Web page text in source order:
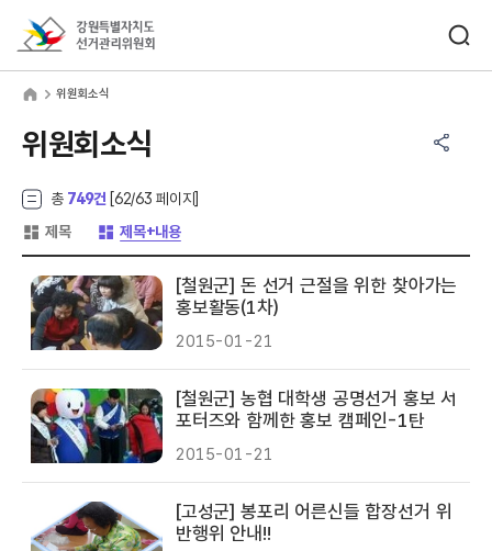
위원회소식
위원회소식
총 749건 [62/63 페이지]
제목 제목+내용
[철원군] 돈 선거 근절을 위한 찾아가는
홍보활동(1차)
2015-01-21
[철원군] 농협 대학생 공명선거 홍보 서
포터즈와 함께한 홍보 캠페인-1탄
2015-01-21
[고성군] 봉포리 어른신들 합장선거 위
반행위 안내!!